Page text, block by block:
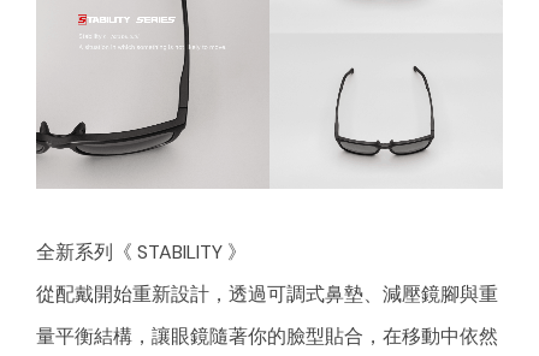
全新系列《 STABILITY 》
從配戴開始重新設計，透過可調式鼻墊、減壓鏡腳與重
量平衡結構，讓眼鏡隨著你的臉型貼合，在移動中依然